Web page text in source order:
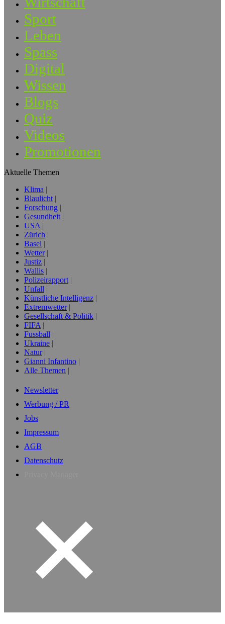
Sport
Leben
Spass
Digital
Wissen
Blogs
Quiz
Videos
Promotionen
Aktuelle Themen
Klima
Blaulicht
Forschung
Gesundheit
USA
Zürich
Basel
Wetter
Justiz
Wallis
Polizeirapport
Unfall
Künstliche Intelligenz
Extremwetter
Gesellschaft & Politik
FIFA
Fussball
Ukraine
Natur
Gianni Infantino
Alle Themen
Newsletter
Werbung / PR
Jobs
Impressum
AGB
Datenschutz